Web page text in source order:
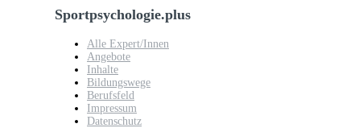
Sportpsychologie.plus
Alle Expert/Innen
Angebote
Inhalte
Bildungswege
Berufsfeld
Impressum
Datenschutz